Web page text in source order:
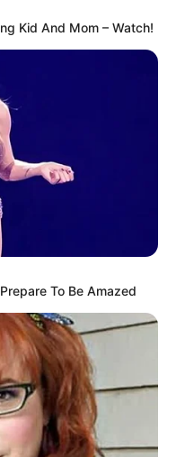
Kid And Mom – Watch!
To Be Amazed